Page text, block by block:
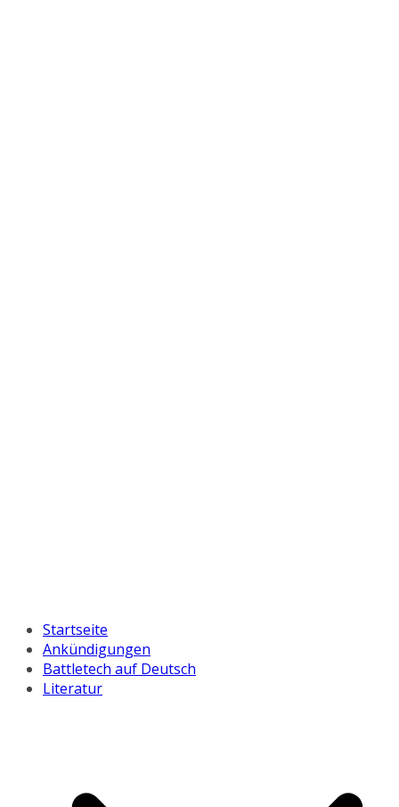
Startseite
Ankündigungen
Battletech auf Deutsch
Literatur